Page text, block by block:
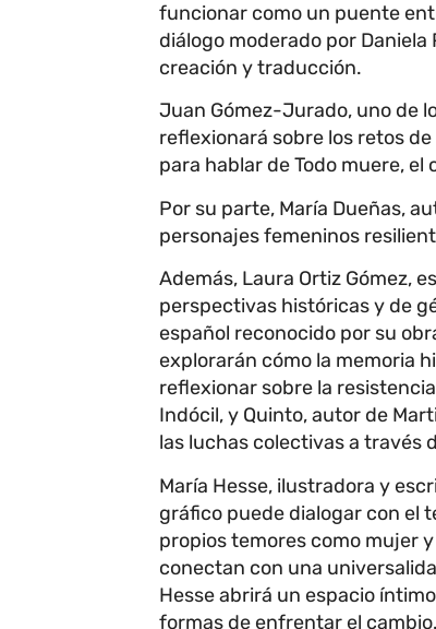
funcionar como un puente
diálogo moderado por
creación y traducción.
Juan Gómez-Jurado, uno de
reflexionará sobre los retos
para hablar de Todo muere,
Por su parte, María Dueñas,
personajes femeninos
Además, Laura Ortiz Gómez,
perspectivas históricas y de
español reconocido por su
explorarán cómo la memoria
reflexionar sobre la
Indócil, y Quinto, autor de
las luchas colectivas a través
María Hesse, ilustradora y
gráfico puede dialogar con el
propios temores como mujer
conectan con una
Hesse abrirá un espacio
formas de enfrentar el cambio.